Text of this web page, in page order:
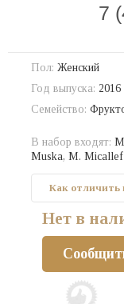
7
Как отличить
Пол: Женский
Год выпуска: 2016
Семейство:
В набор входят:
Muska, M.
Нет в